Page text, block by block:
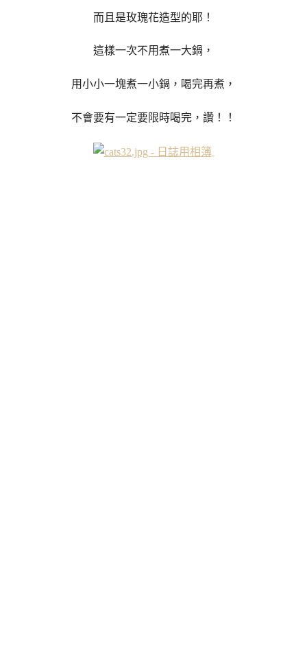
而且是玫瑰花造型的耶！
這樣一次不用煮一大鍋，
用小小一塊煮一小鍋， 喝完再煮，
不會要有一定要限時喝完，讚！！